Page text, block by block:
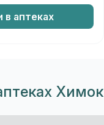
в аптеках
Химок